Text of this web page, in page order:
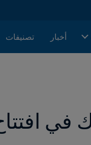
أخبار تصنيفات